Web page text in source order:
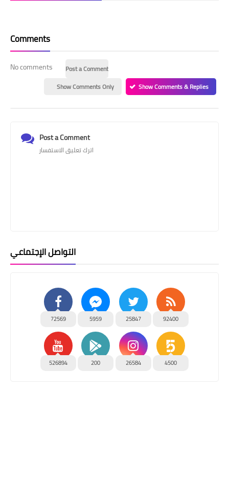
Comments
No comments
Post a Comment
Show Comments Only
Show Comments & Replies
Post a Comment
اترك تعليق الاستفسار
التواصل الإجتماعي
72569 5959 25847 92400
526894 200 26584 4500